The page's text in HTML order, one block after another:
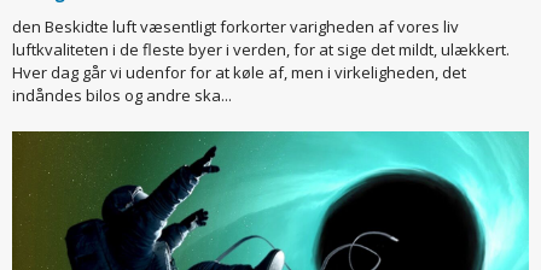
den Beskidte luft væsentligt forkorter varigheden af vores liv
luftkvaliteten i de fleste byer i verden, for at sige det mildt, ulækkert.
Hver dag går vi udenfor for at køle af, men i virkeligheden, det
indåndes bilos og andre ska...